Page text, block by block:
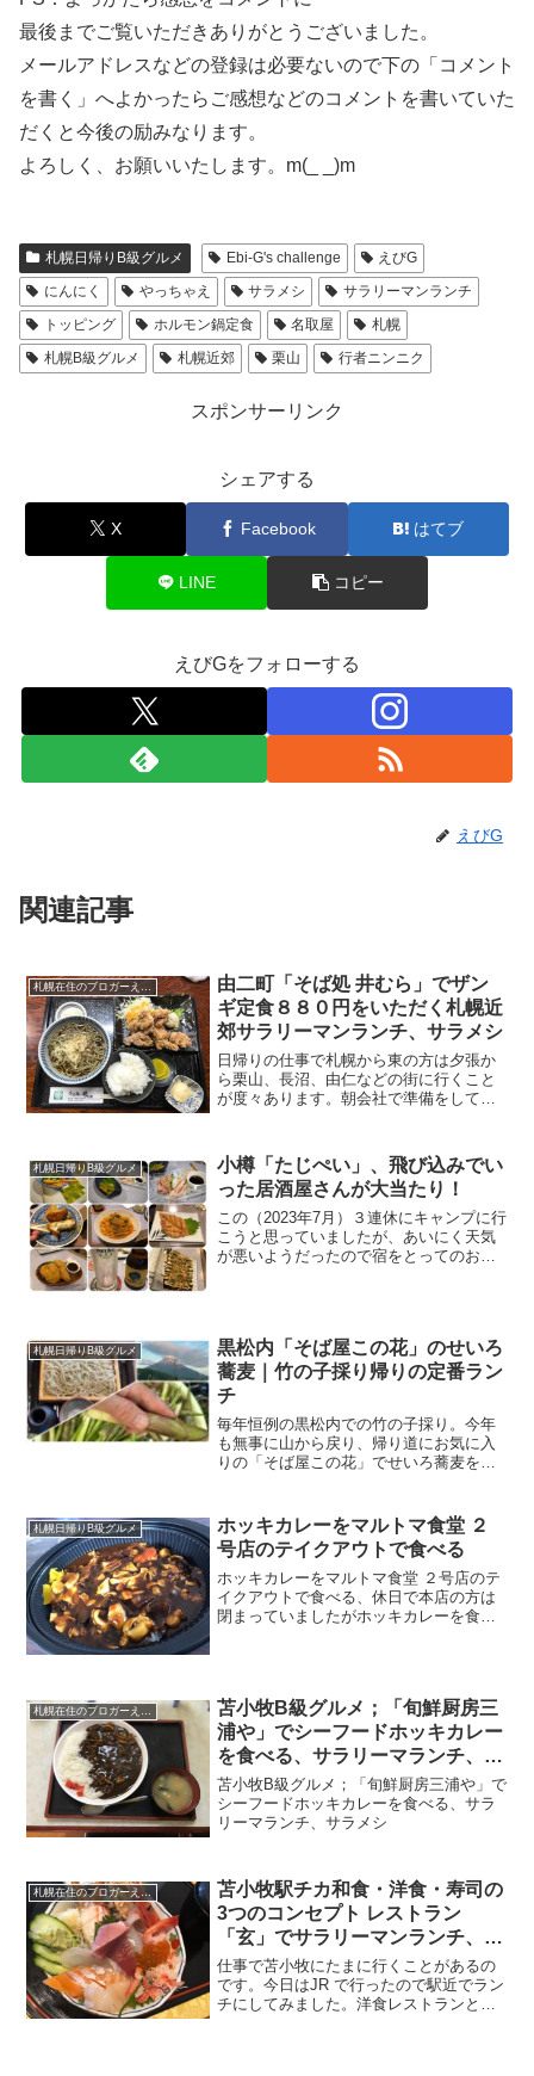
最後までご覧いただきありがとうございました。
メールアドレスなどの登録は必要ないので下の「コメント
を書く」へよかったらご感想などのコメントを書いていた
だくと今後の励みなります。
よろしく、お願いいたします。m(_ _)m
札幌日帰りB級グルメ Ebi-G's challenge
えびG
にんにく
やっちゃえ サラメシ
サラリーマンランチ
トッピング
ホルモン鍋定食 名取屋
札幌
札幌B級グルメ
札幌近郊 栗山 行者ニンニク
スポンサーリンク
シェアする
X Facebook はてブ
LINE コピー
えびGをフォローする
えびG
関連記事
由二町「そば処 井むら」でザン
ギ定食８８０円をいただく札幌近
郊サラリーマンランチ、サラメシ
日帰りの仕事で札幌から東の方は夕張か
ら栗山、長沼、由仁などの街に行くこと
が度々あります。朝会社で準備をしてか
ン特に外回りの仕事をしている者の最大
の楽しみはお昼ご飯です。...
札幌日帰りB級グルメ
小樽「たじぺい」、飛び込みでい
った居酒屋さんが大当たり！
この（2023年7月）３連休にキャンプに行
こうと思っていましたが、あいにく天気
が悪いようだったので宿をとってのお泊
札幌日帰りB級グルメ
黒松内「そば屋この花」のせいろ
蕎麦｜竹の子採り帰りの定番ラン
チ
毎年恒例の黒松内での竹の子採り。今年
も無事に山から戻り、帰り道にお気に入
りの「そば屋この花」でせいろ蕎麦をい
と、実際に食べた感想をご紹介します。
札幌日帰りB級グルメ
ホッキカレーをマルトマ食堂 ２
号店のテイクアウトで食べる
ホッキカレーをマルトマ食堂 ２号店のテ
イクアウトで食べる、休日で本店の方は
閉まっていましたがホッキカレーを食べ
苫小牧B級グルメ；「旬鮮厨房三
浦や」でシーフードホッキカレー
を食べる、サラリーマランチ、サ
ラメシ
苫小牧B級グルメ；「旬鮮厨房三浦や」で
シーフードホッキカレーを食べる、サラ
リーマランチ、サラメシ
札幌在住のブロガーえびGのブログ（徒然）
苫小牧駅チカ和食・洋食・寿司の
3つのコンセプト レストラン
「玄」でサラリーマンランチ、サ
ラメシ
仕事で苫小牧にたまに行くことがあるの
です。今日はJR で行ったので駅近でラン
チにしてみました。洋食レストランと思